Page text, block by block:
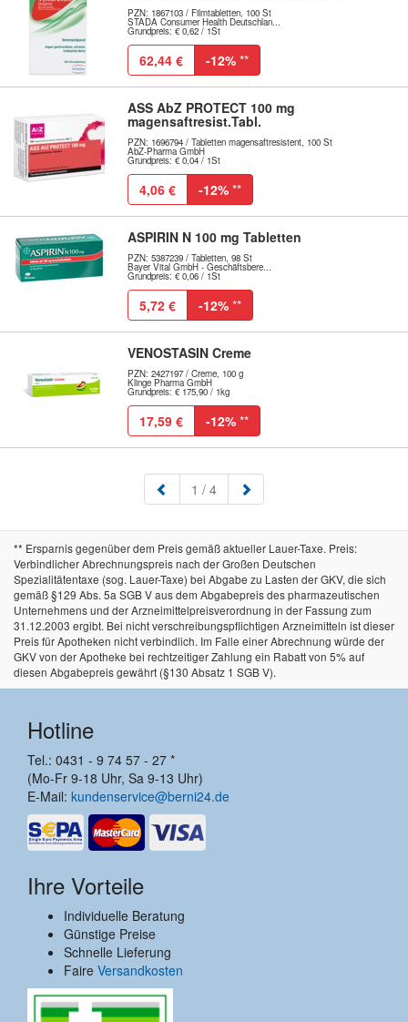
PZN: 1867103 / Filmtabletten, 100 St
STADA Consumer Health Deutschlan...
Grundpreis: € 0,62 / 1St
62,44 € -12% **
ASS AbZ PROTECT 100 mg
magensaftresist.Tabl.
PZN: 1696794 / Tabletten magensaftresistent, 100 St
AbZ-Pharma GmbH
Grundpreis: € 0,04 / 1St
4,06 € -12% **
ASPIRIN N 100 mg Tabletten
PZN: 5387239 / Tabletten, 98 St
Bayer Vital GmbH - Geschäftsbere...
Grundpreis: € 0,06 / 1St
5,72 € -12% **
VENOSTASIN Creme
PZN: 2427197 / Creme, 100 g
Klinge Pharma GmbH
Grundpreis: € 175,90 / 1kg
17,59 € -12% **
1 (aktuell)
/ 4
** Ersparnis gegenüber dem Preis gemäß aktueller Lauer-Taxe. Preis:
Verbindlicher Abrechnungspreis nach der Großen Deutschen
Spezialitätentaxe (sog. Lauer-Taxe) bei Abgabe zu Lasten der GKV, die sich
gemäß §129 Abs. 5a SGB V aus dem Abgabepreis des pharmazeutischen
Unternehmens und der Arzneimittelpreisverordnung in der Fassung zum
31.12.2003 ergibt. Bei nicht verschreibungspflichtigen Arzneimitteln ist dieser
Preis für Apotheken nicht verbindlich. Im Falle einer Abrechnung würde der
GKV von der Apotheke bei rechtzeitiger Zahlung ein Rabatt von 5% auf
diesen Abgabepreis gewährt (§130 Absatz 1 SGB V).
Hotline
Tel.: 0431 - 9 74 57 - 27 *
(Mo-Fr 9-18 Uhr, Sa 9-13 Uhr)
E-Mail: kundenservice@berni24.de
Ihre Vorteile
Individuelle Beratung
Günstige Preise
Schnelle Lieferung
Faire Versandkosten